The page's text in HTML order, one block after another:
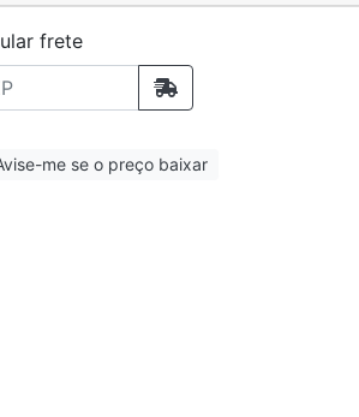
frete
me se o preço baixar